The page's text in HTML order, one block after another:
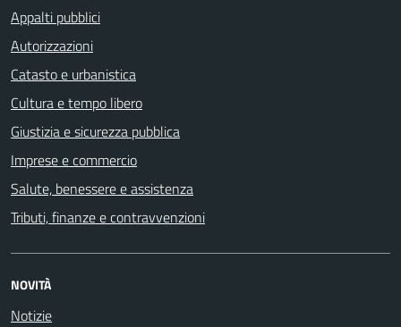
Appalti pubblici
Autorizzazioni
Catasto e urbanistica
Cultura e tempo libero
Giustizia e sicurezza pubblica
Imprese e commercio
Salute, benessere e assistenza
Tributi, finanze e contravvenzioni
NOVITÀ
Notizie